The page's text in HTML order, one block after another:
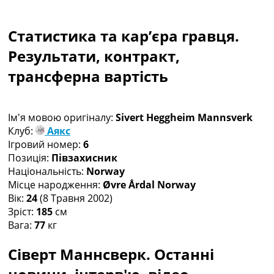
Чемпіонат Світу
Україна. Прем’єр-Ліга
Україна. Перша Ліга
Ліга Чемпіонів
Ще Турніри >>>
Таблиці
Чемпіонат Світу. Турнирні таблиці
Таблиця УПЛ
Перша Ліга
Таблиця АПЛ
Таблиця Ла Ліги
Таблиця Ліги Чемпіонів
Всі таблиці >>>
Рейтинг країн УЄФА
Рейтинг клубів УЄФА
Статистика та кар’єра гравця.
Результати, контракт,
трансферна вартість
Ім'я мовою оригіналу: Sivert Heggheim Mannsverk
Клуб:
Аякс
Ігровий номер: 6
Позиція: Півзахисник
Національність: Norway
Місце народження: Øvre Årdal Norway
Вік: 24(8 Травня 2002)
Зріст: 185 см
Вага: 77 кг
Сіверт Маннсверк. Останні